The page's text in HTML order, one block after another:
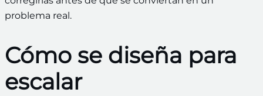
problema real.
Cómo se diseña para
escalar